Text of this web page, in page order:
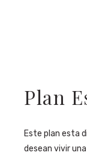
Plan
Este plan esta
desean vivir